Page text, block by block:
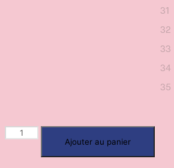
31
32
33
34
35
Ajouter au panier